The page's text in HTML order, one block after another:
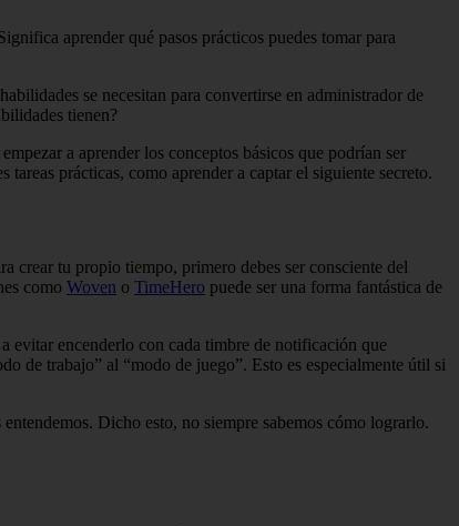
aprender qué pasos prácticos puedes tomar para
se necesitan para convertirse en administrador de
tienen?
a aprender los conceptos básicos que podrían ser
prácticas, como aprender a captar el siguiente secreto.
crear tu propio tiempo, primero debes ser consciente del
como Woven o TimeHero puede ser una forma fantástica de
evitar encenderlo con cada timbre de notificación que
de trabajo” al “modo de juego”. Esto es especialmente útil si
Dicho esto, no siempre sabemos cómo lograrlo.